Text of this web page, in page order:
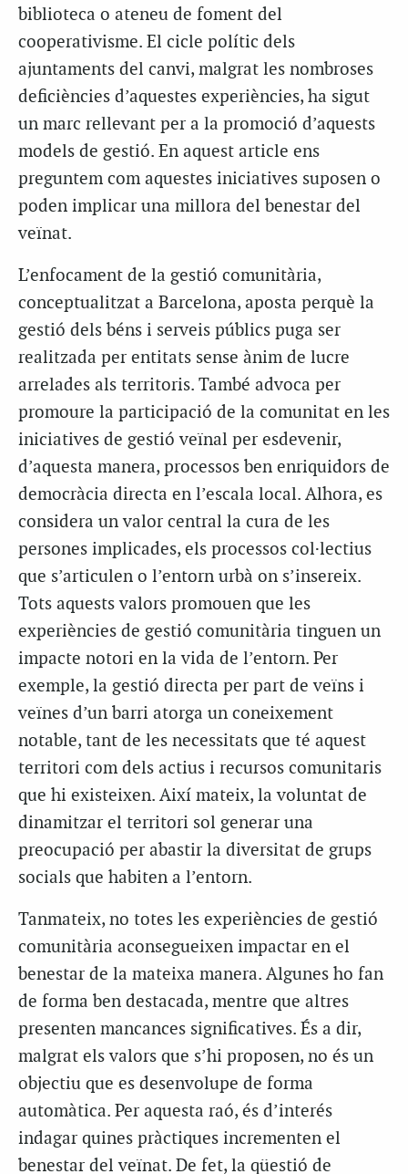
biblioteca o ateneu de foment del
cooperativisme. El cicle polític dels
ajuntaments del canvi, malgrat les nombroses
deficiències d’aquestes experiències, ha sigut
un marc rellevant per a la promoció d’aquests
models de gestió. En aquest article ens
preguntem com aquestes iniciatives suposen o
poden implicar una millora del benestar del
veïnat.
L’enfocament de la gestió comunitària,
conceptualitzat a Barcelona, aposta perquè la
gestió dels béns i serveis públics puga ser
realitzada per entitats sense ànim de lucre
arrelades als territoris. També advoca per
promoure la participació de la comunitat en les
iniciatives de gestió veïnal per esdevenir,
d’aquesta manera, processos ben enriquidors de
democràcia directa en l’escala local. Alhora, es
considera un valor central la cura de les
persones implicades, els processos col·lectius
que s’articulen o l’entorn urbà on s’insereix.
Tots aquests valors promouen que les
experiències de gestió comunitària tinguen un
impacte notori en la vida de l’entorn. Per
exemple, la gestió directa per part de veïns i
veïnes d’un barri atorga un coneixement
notable, tant de les necessitats que té aquest
territori com dels actius i recursos comunitaris
que hi existeixen. Així mateix, la voluntat de
dinamitzar el territori sol generar una
preocupació per abastir la diversitat de grups
socials que habiten a l’entorn.
Tanmateix, no totes les experiències de gestió
comunitària aconsegueixen impactar en el
benestar de la mateixa manera. Algunes ho fan
de forma ben destacada, mentre que altres
presenten mancances significatives. És a dir,
malgrat els valors que s’hi proposen, no és un
objectiu que es desenvolupe de forma
automàtica. Per aquesta raó, és d’interés
indagar quines pràctiques incrementen el
benestar del veïnat. De fet, la qüestió de